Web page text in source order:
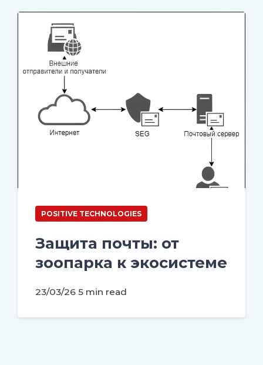
POSITIVE TECHNOLOGIES
Защита почты: от
зоопарка к экосистеме
23/03/26 5 min read